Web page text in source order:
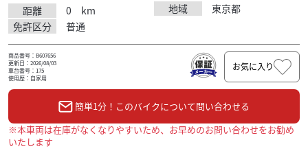
距離
0 km 地域
東京都
免許区分
普通
商品番号：B607656
更新日：2026/08/03
車台番号：175
使用歴：自家用
お気に入り
簡単1分！このバイクについて問い合わせる
※本車両は在庫がなくなりやすいため、お早めのお問い合わせをお勧め
いたします